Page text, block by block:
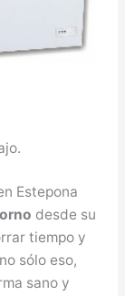
Estepona
desde su
tiempo y
sólo eso,
sano y